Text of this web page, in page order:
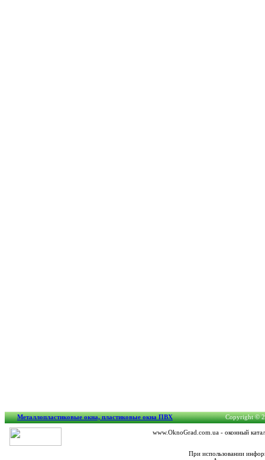
Металлопластиковые окна, пластиковые окна ПВХ Copyright ©
www.OknoGrad.com.ua - оконный
При использовании